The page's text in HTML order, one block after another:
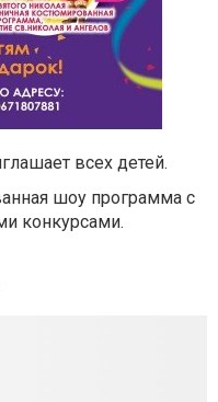
всех детей.
шоу программа с
конкурсами.